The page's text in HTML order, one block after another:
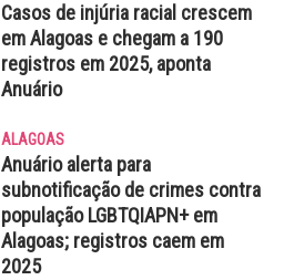
Casos de injúria racial crescem
em Alagoas e chegam a 190
registros em 2025, aponta
Anuário
ALAGOAS
Anuário alerta para
subnotificação de crimes contra
população LGBTQIAPN+ em
Alagoas; registros caem em
2025